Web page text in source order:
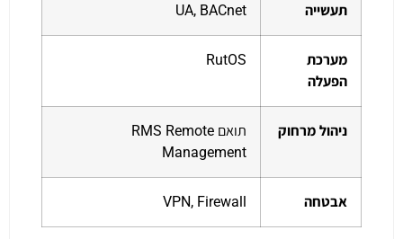
תעשייה
UA, BACnet
מערכת
הפעלה
RutOS
ניהול מרחוק
תואם RMS Remote
Management
אבטחה VPN, Firewall